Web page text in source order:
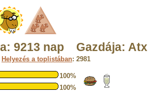
9213 nap Gazdája: Atx
Helyezés a toplistában: 2981
100%
100%